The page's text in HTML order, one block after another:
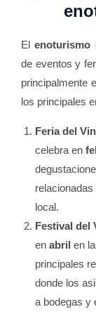
Elenoturismo
de eventos y
principalmente
los principales
Feria del
celebra en
local.
Festival del
en abril en
principales
donde los
a bodegas y